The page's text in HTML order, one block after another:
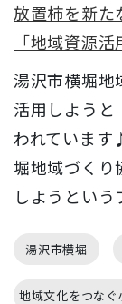
放置柿を新
「地域資源
湯沢市横堀地
活用しようと
われていま
堀地域づくり
しようとい
湯沢市横堀
地域文化をつなぐ